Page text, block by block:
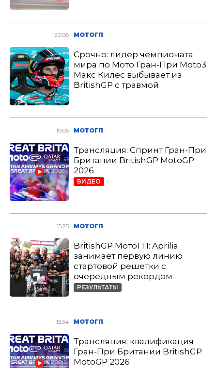
20:06 МОТОГП
Срочно: лидер чемпионата
мира по Мото Гран-При Moto3
Макс Килес выбывает из
BritishGP с травмой
19:05 МОТОГП
Трансляция: Спринт Гран-При
Британии BritishGP MotoGP
2026
ВИДЕО
15:25 МОТОГП
BritishGP МотоГП: Aprilia
занимает первую линию
стартовой решетки с
очередным рекордом
РЕЗУЛЬТАТЫ
13:34 МОТОГП
Трансляция: квалификация
Гран-При Британии BritishGP
MotoGP 2026